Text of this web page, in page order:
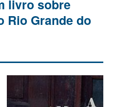
livro sobre
Rio Grande do